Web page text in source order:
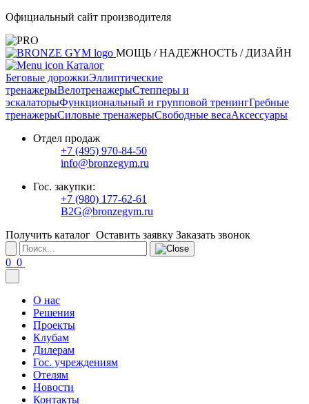
Официальный сайт производителя
МОЩЬ / НАДЕЖНОСТЬ / ДИЗАЙН
Каталог
Беговые дорожкиЭллиптические
тренажерыВелотренажерыСтепперы и
эскалаторыФункциональный и групповой тренингГребные
тренажерыСиловые тренажерыСвободные весаАксессуары
Отдел продаж
+7 (495) 970-84-50
info@bronzegym.ru
Гос. закупки:
+7 (980) 177-62-61
B2G@bronzegym.ru
Получить каталог Оставить заявку Заказать звонок
0 0
О нас
Решения
Проекты
Клубам
Дилерам
Гос. учреждениям
Отелям
Новости
Контакты